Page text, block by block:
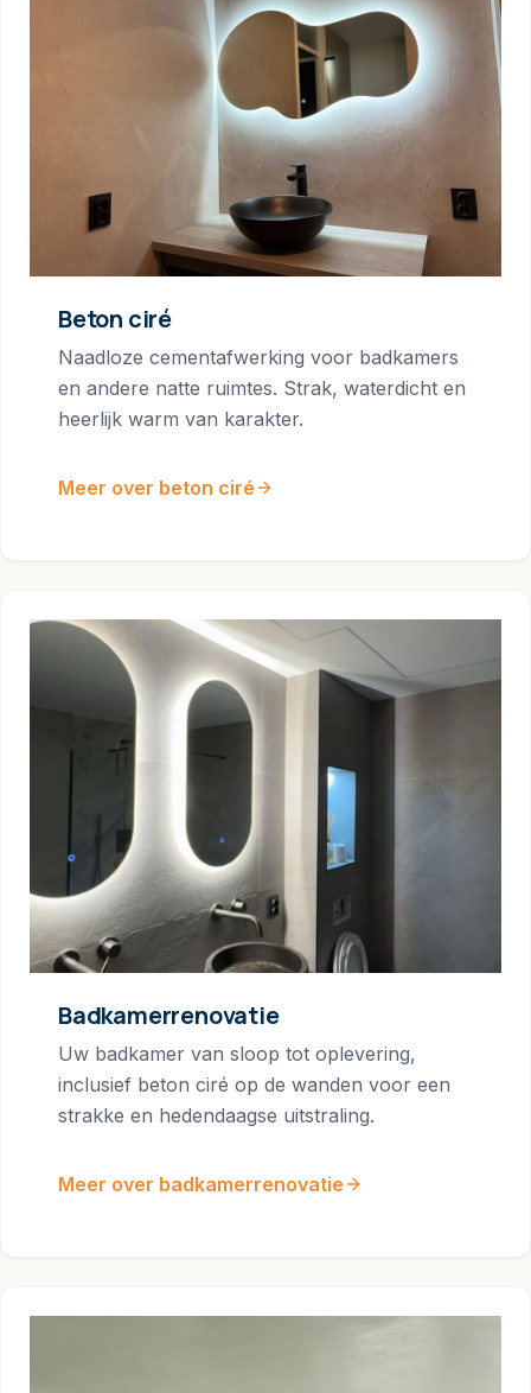
Beton ciré
Naadloze cementafwerking voor badkamers
en andere natte ruimtes. Strak, waterdicht en
heerlijk warm van karakter.
Meer over beton ciré
Badkamerrenovatie
Uw badkamer van sloop tot oplevering,
inclusief beton ciré op de wanden voor een
strakke en hedendaagse uitstraling.
Meer over badkamerrenovatie